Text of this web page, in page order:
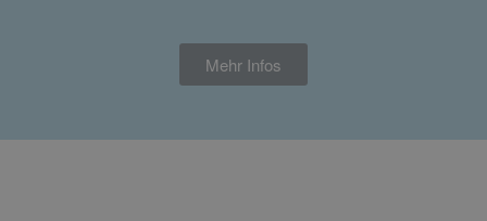
Mehr Infos